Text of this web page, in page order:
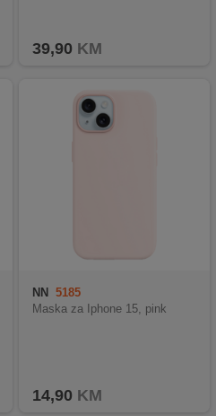
39,90 KM
NN
5185
Maska za Iphone 15, pink
14,90 KM